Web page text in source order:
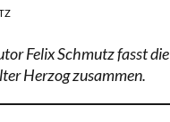
Felix Schmutz fasst
Herzog zusammen.